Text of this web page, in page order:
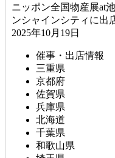
ニッポン全国物産展at
ンシャインシティに出
2025年10月19日
催事・出店情報
三重県
京都府
佐賀県
兵庫県
北海道
千葉県
和歌山県